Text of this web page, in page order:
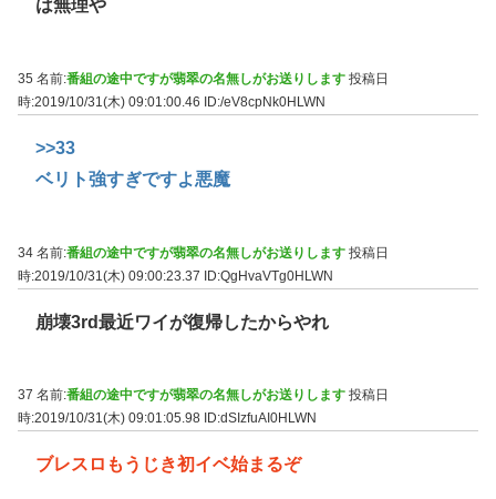
は無理や
35 名前:番組の途中ですが翡翠の名無しがお送りします 投稿日
時:2019/10/31(木) 09:01:00.46
ID:/eV8cpNk0HLWN
>>33
ベリト強すぎですよ悪魔
34 名前:番組の途中ですが翡翠の名無しがお送りします 投稿日
時:2019/10/31(木) 09:00:23.37 ID:QgHvaVTg0HLWN
崩壊3rd最近ワイが復帰したからやれ
37 名前:番組の途中ですが翡翠の名無しがお送りします 投稿日
時:2019/10/31(木) 09:01:05.98 ID:dSIzfuAI0HLWN
ブレスロもうじき初イベ始まるぞ